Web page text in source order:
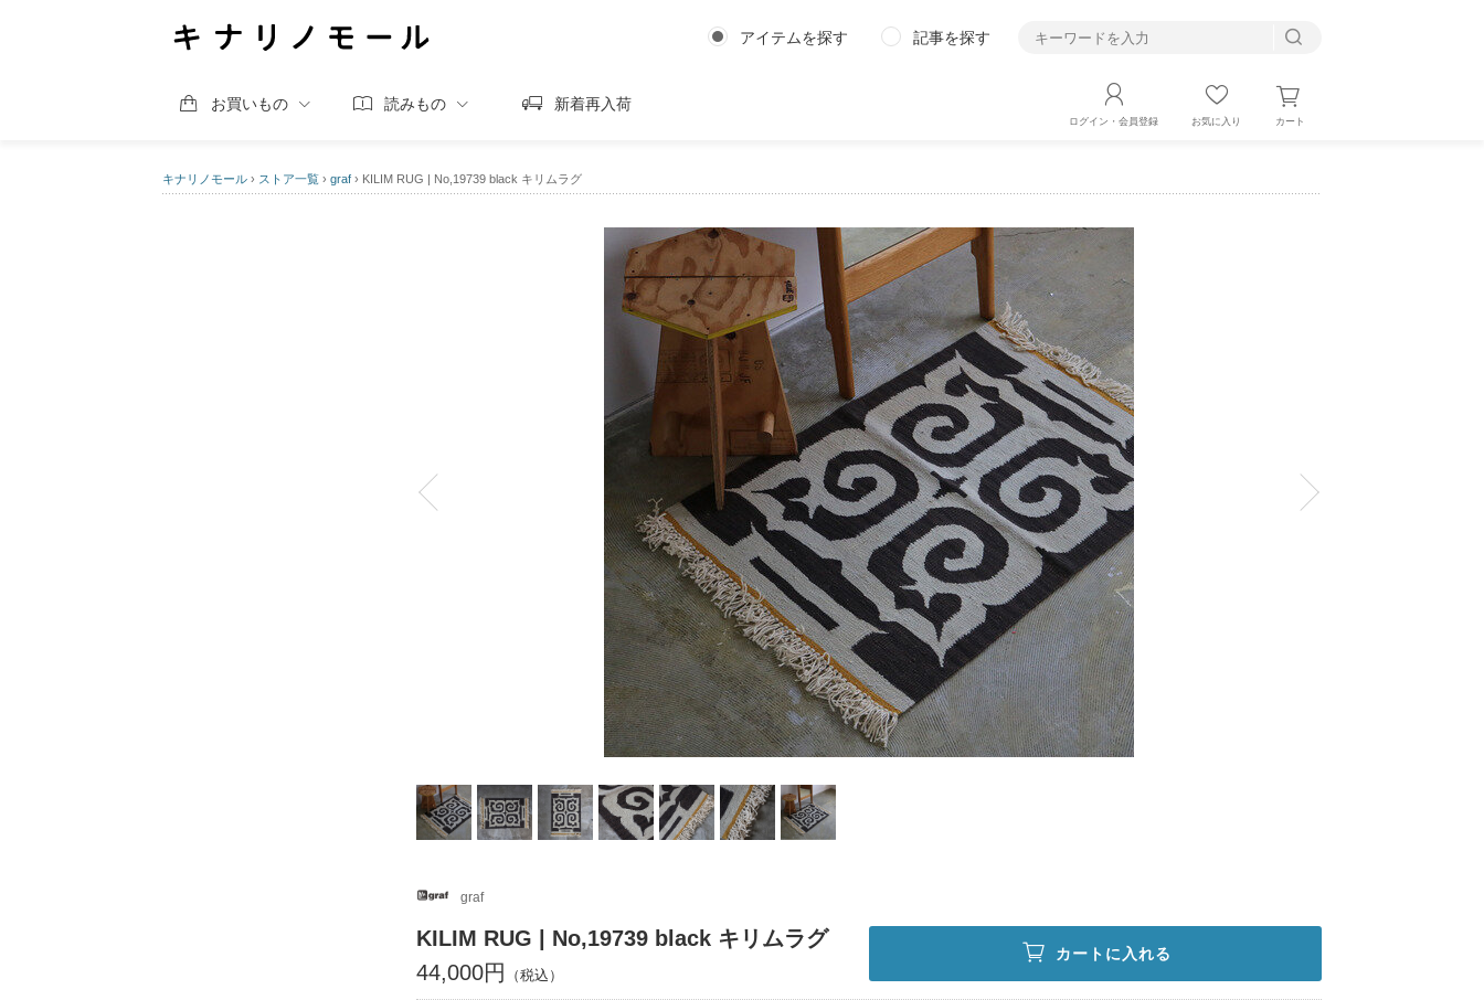
アイテムを探す 記事を探す
お買いもの 読みもの 新着再入荷
ログイン・会員登録 お気に入り カート
キナリノモール › ストア一覧 › graf › KILIM RUG | No,19739 black キリムラグ
graf
KILIM RUG | No,19739 black キリムラグ
44,000円
カートに入れる